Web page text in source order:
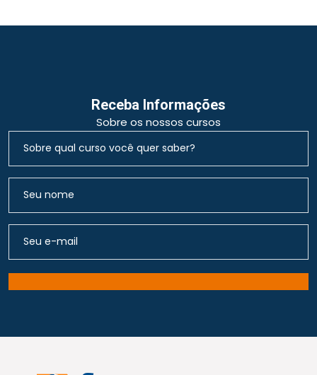
Receba Informações
Sobre os nossos cursos